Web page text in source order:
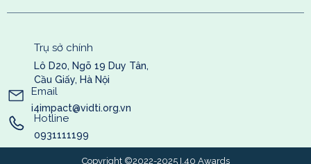
Trụ sở chính
Lô D20, Ngõ 19 Duy Tân,
Cầu Giấy, Hà Nội
Email
i4impact@vidti.org.vn
Hotline
0931111199
Copyright ©2022-2025 I.40 Awards